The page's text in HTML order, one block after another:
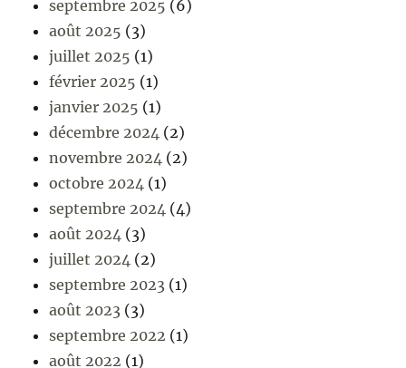
septembre 2025 (6)
août 2025 (3)
juillet 2025 (1)
février 2025 (1)
janvier 2025 (1)
décembre 2024 (2)
novembre 2024 (2)
octobre 2024 (1)
septembre 2024 (4)
août 2024 (3)
juillet 2024 (2)
septembre 2023 (1)
août 2023 (3)
septembre 2022 (1)
août 2022 (1)